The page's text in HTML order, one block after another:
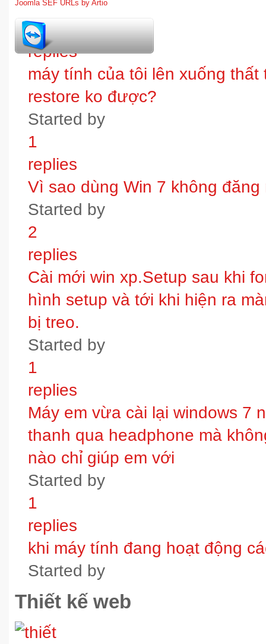
Joomla SEF URLs by Artio
1
replies
máy tính của tôi lên xuống
restore ko được?
Started by
1
replies
Vì sao dùng Win 7 không
Started by
2
replies
Cài mới win xp.Setup sau khi
hình setup và tới khi hiện ra
bị treo.
Started by
1
replies
Máy em vừa cài lại windows 7
thanh qua headphone mà
nào chỉ giúp em với
Started by
1
replies
khi máy tính đang hoạt động
Started by
Thiết kế web